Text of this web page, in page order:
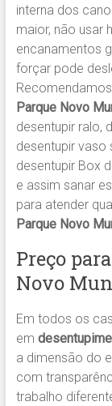
interna dos
maior, não usar
encanamentos
forçar pode
Parque Novo
desentupir ralo,
desentupir vaso
desentupir Box
e assim sanar
para atender
Parque Novo
Preço
Novo
Em todos os
em
a dimensão do
com
trabalho